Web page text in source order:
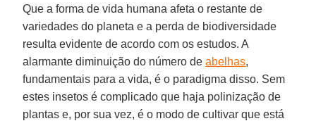
Que a forma de vida humana afeta o restante de
variedades do planeta e a perda de biodiversidade
resulta evidente de acordo com os estudos. A
alarmante diminuição do número deabelhas,
fundamentais para a vida, é o paradigma disso. Sem
estes insetos é complicado que haja polinização de
plantas e, por sua vez, é o modo de cultivar que está